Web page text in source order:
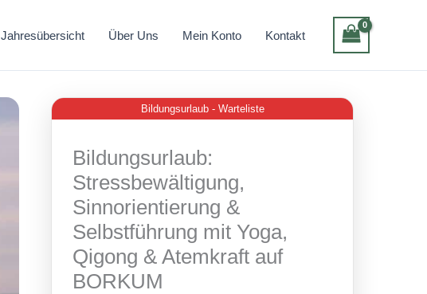
Jahresübersicht Über Uns Mein Konto Kontakt
Bildungsurlaub - Warteliste
Bildungsurlaub:
Stressbewältigung,
Sinnorientierung &
Selbstführung mit Yoga,
Qigong & Atemkraft auf
BORKUM